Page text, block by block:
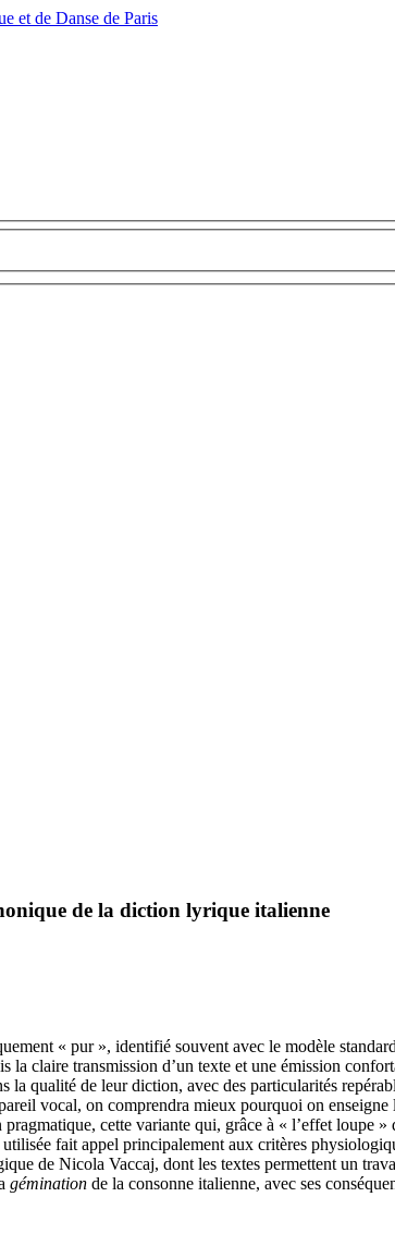
de la diction lyrique italienne
« pur », identifié souvent avec le modèle
la claire transmission d’un texte et une émission
la qualité de leur diction, avec des particularités
vocal, on comprendra mieux pourquoi on
cette variante qui, grâce à « l’effet loupe
fait appel principalement aux critères
de Nicola Vaccaj, dont les textes permettent un
gémination de la consonne italienne, avec ses